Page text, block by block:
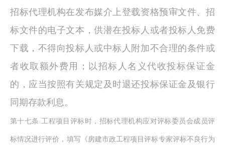
招标代理机构在发布媒介上登载资格预审文件、招
标文件的电子文本，供潜在投标人或者投标人免费
下载，不得向投标人或中标人附加不合理的条件或
者收取额外费用；以招标人名义代收投标保证金
的，应当按照有关规定及时退还投标保证金及银行
同期存款利息。
第十七条 工程项目评标时，招标代理机构应对评标委员会成员评
标情况进行评价，填写《房建市政工程项目评标专家评标不良行为